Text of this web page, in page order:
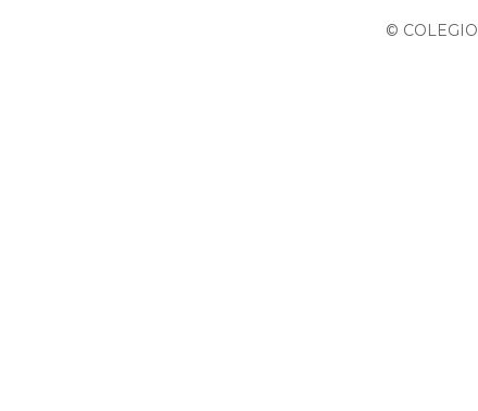
©